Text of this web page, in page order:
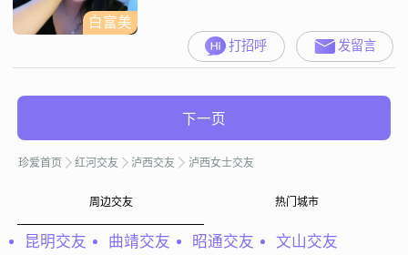
白富美
打招呼 发留言
下一页
珍爱首页 红河交友 泸西交友 泸西女士交友
周边交友 热门城市
昆明交友 曲靖交友 昭通交友 文山交友